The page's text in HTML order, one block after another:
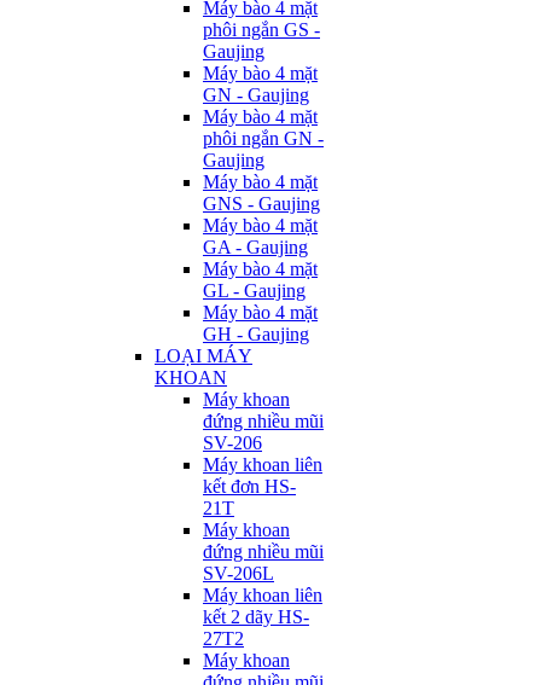
Máy bào 4 mặt
phôi ngắn GS -
Gaujing
Máy bào 4 mặt
GN - Gaujing
Máy bào 4 mặt
phôi ngắn GN -
Gaujing
Máy bào 4 mặt
GNS - Gaujing
Máy bào 4 mặt
GA - Gaujing
Máy bào 4 mặt
GL - Gaujing
Máy bào 4 mặt
GH - Gaujing
LOẠI MÁY
KHOAN
Máy khoan
đứng nhiều mũi
SV-206
Máy khoan liên
kết đơn HS-
21T
Máy khoan
đứng nhiều mũi
SV-206L
Máy khoan liên
kết 2 dãy HS-
27T2
Máy khoan